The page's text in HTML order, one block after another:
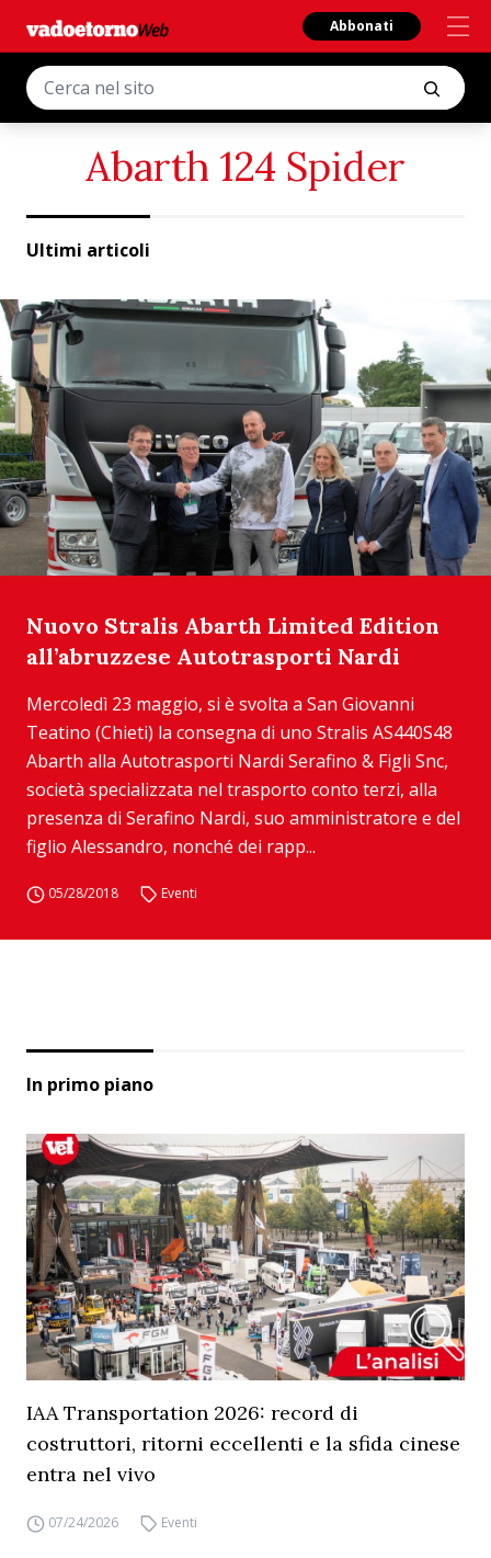
Abbonati
Abarth 124 Spider
Ultimi articoli
Nuovo Stralis Abarth Limited Edition
all’abruzzese Autotrasporti Nardi
Mercoledì 23 maggio, si è svolta a San Giovanni
Teatino (Chieti) la consegna di uno Stralis AS440S48
Abarth alla Autotrasporti Nardi Serafino & Figli Snc,
società specializzata nel trasporto conto terzi, alla
presenza di Serafino Nardi, suo amministratore e del
figlio Alessandro, nonché dei rapp...
05/28/2018 Eventi
In primo piano
IAA Transportation 2026: record di
costruttori, ritorni eccellenti e la sfida cinese
entra nel vivo
07/24/2026 Eventi